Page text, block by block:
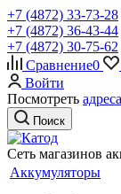
+7 (4872) 33-73-28
+7 (4872) 36-43-44
+7 (4872) 30-75-62
Сравнение0
Войти
Посмотреть
Поиск
Сеть магазинов
Аккумуляторы